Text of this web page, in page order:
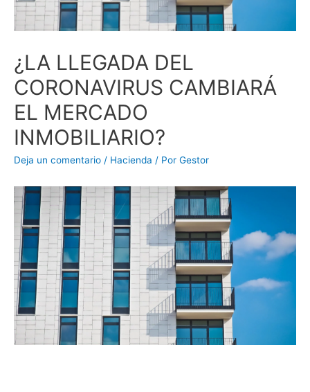
¿LA LLEGADA DEL
CORONAVIRUS CAMBIARÁ
EL MERCADO
INMOBILIARIO?
Deja un comentario / Hacienda / Por Gestor